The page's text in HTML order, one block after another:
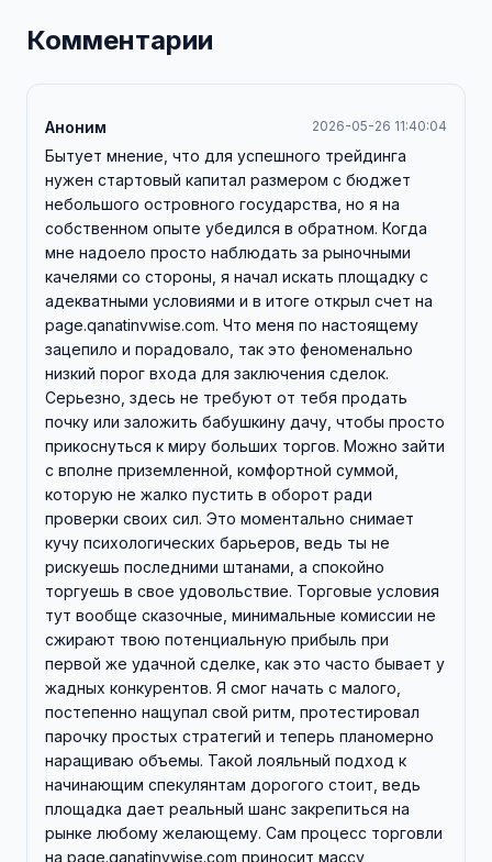
Комментарии
Аноним 2026-05-26 11:40:04
Бытует мнение, что для успешного трейдинга
нужен стартовый капитал размером с бюджет
небольшого островного государства, но я на
собственном опыте убедился в обратном. Когда
мне надоело просто наблюдать за рыночными
качелями со стороны, я начал искать площадку с
адекватными условиями и в итоге открыл счет на
page.qanatinvwise.com. Что меня по настоящему
зацепило и порадовало, так это феноменально
низкий порог входа для заключения сделок.
Серьезно, здесь не требуют от тебя продать
почку или заложить бабушкину дачу, чтобы просто
прикоснуться к миру больших торгов. Можно зайти
с вполне приземленной, комфортной суммой,
которую не жалко пустить в оборот ради
проверки своих сил. Это моментально снимает
кучу психологических барьеров, ведь ты не
рискуешь последними штанами, а спокойно
торгуешь в свое удовольствие. Торговые условия
тут вообще сказочные, минимальные комиссии не
сжирают твою потенциальную прибыль при
первой же удачной сделке, как это часто бывает у
жадных конкурентов. Я смог начать с малого,
постепенно нащупал свой ритм, протестировал
парочку простых стратегий и теперь планомерно
наращиваю объемы. Такой лояльный подход к
начинающим спекулянтам дорогого стоит, ведь
площадка дает реальный шанс закрепиться на
рынке любому желающему. Сам процесс торговли
на page.qanatinvwise.com приносит массу